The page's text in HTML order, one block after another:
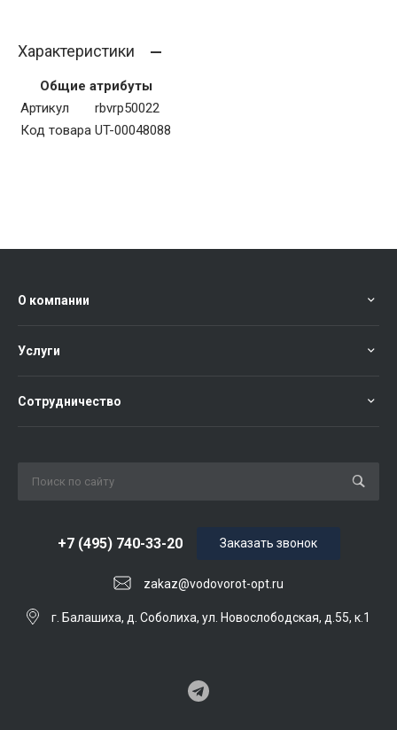
Характеристики
Общие атрибуты
Артикул
rbvrp50022
Код товара UT-00048088
О компании
Услуги
Сотрудничество
+7 (495) 740-33-20
zakaz@vodovorot-opt.ru
Заказать звонок
г. Балашиха, д. Соболиха, ул. Новослободская, д.55, к.1